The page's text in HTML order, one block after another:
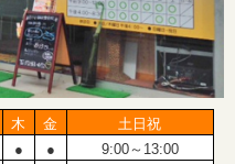
木 金
土日祝
● ●
9:00～13:00